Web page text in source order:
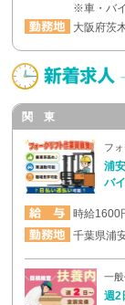
※車・バ
大阪府茨
関 東
フ
浦
バ
時給1600
千葉県浦
一般
週2